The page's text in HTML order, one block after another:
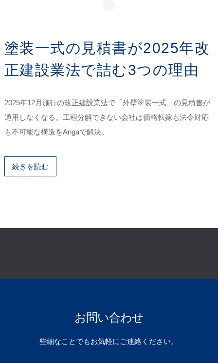
塗装一式の見積書が2025年改
正建設業法で詰む3つの理由
2025年12月施行の改正建設業法で「外壁塗装一式」の見積書が
通用しなくなる。工程分解できない会社は価格転嫁も法令対応
も不可能な構造をAngaで解決。
続きを読む
お問い合わせ
些細なことでもお気軽にご連絡ください。